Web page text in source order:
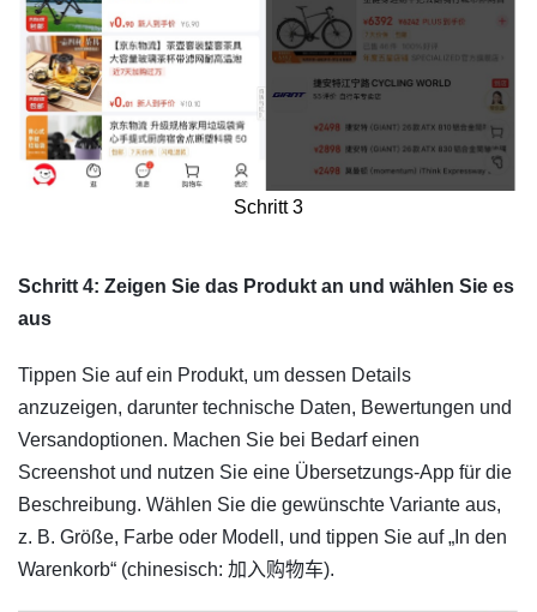
Schritt 3
​Schritt 4: Zeigen Sie das Produkt an und wählen Sie es
aus
Tippen Sie auf ein Produkt, um dessen Details
anzuzeigen, darunter technische Daten, Bewertungen und
Versandoptionen. Machen Sie bei Bedarf einen
Screenshot und nutzen Sie eine Übersetzungs-App für die
Beschreibung. Wählen Sie die gewünschte Variante aus,
z. B. Größe, Farbe oder Modell, und tippen Sie auf „In den
Warenkorb“ (chinesisch: 加入购物车).